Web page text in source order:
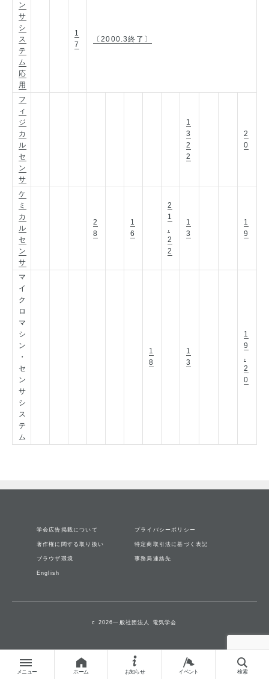
メニュー ホーム お知らせ イベント 検索
ン
サ
シ
ス
テ
ム
応
用
1
7
〔2000.3終了〕
フ
ィ
ジ
カ
ル
セ
ン
サ
1
3
2
2
2
0
ケ
ミ
カ
ル
セ
ン
サ
2
8
1
6
2
1
,
2
2
1
3
1
9
マ
イ
ク
ロ
マ
シ
ン
・
セ
ン
サ
シ
ス
テ
ム
1
8
1
3
1
9
,
2
0
学会広告掲載について プライバシーポリシー
著作権に関する取り扱い 特定商取引法に基づく表記
ブラウザ環境 事務局連絡先
English
c 2026一般社団法人 電気学会